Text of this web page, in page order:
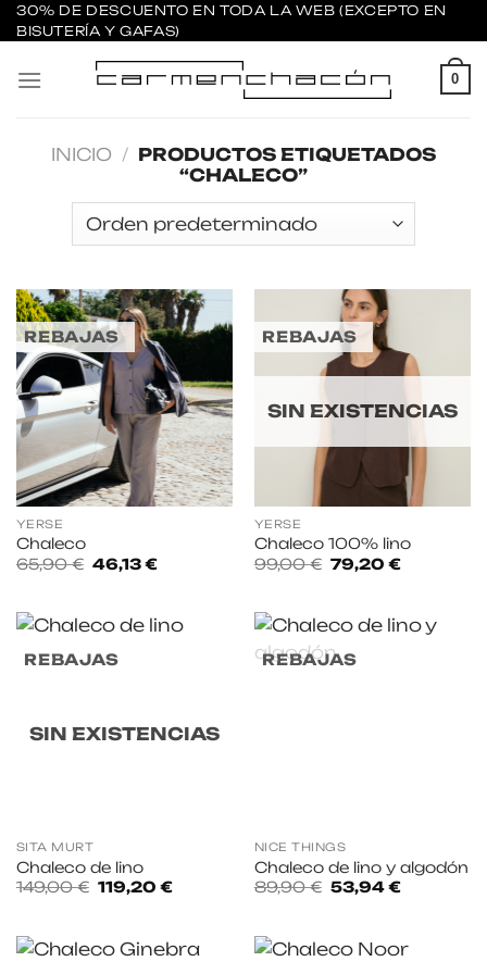
Saltar
al
contenido
30% DE DESCUENTO EN TODA LA WEB (EXCEPTO EN
BISUTERÍA Y GAFAS)
0
INICIO / PRODUCTOS ETIQUETADOS
“CHALECO”
REBAJAS
YERSE
Chaleco
65,90€ El
precio
65,90 €.
46,13€El
46,13 €.
REBAJAS
SIN EXISTENCIAS
YERSE
Chaleco 100% lino
99,00€ El
precio
99,00 €.
79,20 €El
79,20 €.
REBAJAS
SIN EXISTENCIAS
SITA MURT
Chaleco de lino
149,00€ El
precio
149,00 €.
119,20 €El
119,20 €.
REBAJAS
NICE THINGS
Chaleco de lino y algodón
89,90€ El
precio
89,90 €.
53,94€El
53,94 €.